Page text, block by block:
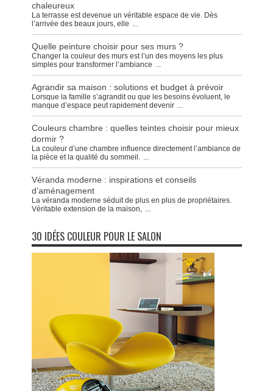
chaleureux
La terrasse est devenue un véritable espace de vie. Dès
l’arrivée des beaux jours, elle ...
Quelle peinture choisir pour ses murs ?
Changer la couleur des murs est l’un des moyens les plus
simples pour transformer l’ambiance ...
Agrandir sa maison : solutions et budget à prévoir
Lorsque la famille s’agrandit ou que les besoins évoluent, le
manque d’espace peut rapidement devenir ...
Couleurs chambre : quelles teintes choisir pour mieux
dormir ?
La couleur d’une chambre influence directement l’ambiance de
la pièce et la qualité du sommeil. ...
Véranda moderne : inspirations et conseils
d’aménagement
La véranda moderne séduit de plus en plus de propriétaires.
Véritable extension de la maison, ...
30 IDÉES COULEUR POUR LE SALON